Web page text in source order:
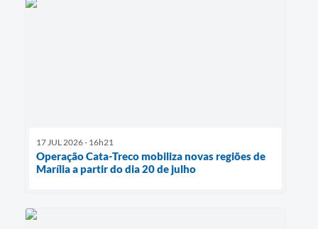
17 JUL 2026 - 16h21
Operação Cata-Treco mobiliza novas regiões de
Marília a partir do dia 20 de julho